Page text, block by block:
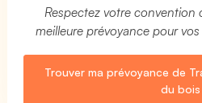
Respectez votre convention
meilleure prévoyance pour
Trouver ma prévoyance de
du bois